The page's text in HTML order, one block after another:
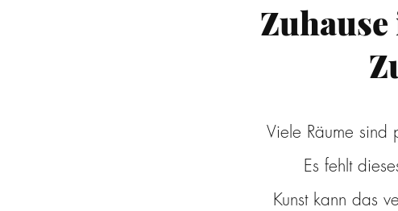
Viele Räume sind
Es fehlt
Kunst kann das